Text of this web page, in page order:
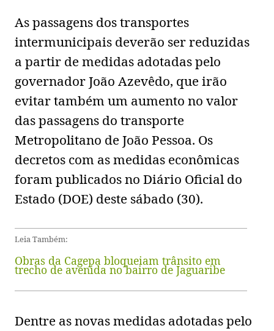
As passagens dos transportes
intermunicipais deverão ser reduzidas
a partir de medidas adotadas pelo
governador João Azevêdo, que irão
evitar também um aumento no valor
das passagens do transporte
Metropolitano de João Pessoa. Os
decretos com as medidas econômicas
foram publicados no Diário Oficial do
Estado (DOE) deste sábado (30).
Leia Também:
Obras da Cagepa bloqueiam trânsito em
trecho de avenida no bairro de Jaguaribe
Dentre as novas medidas adotadas pelo